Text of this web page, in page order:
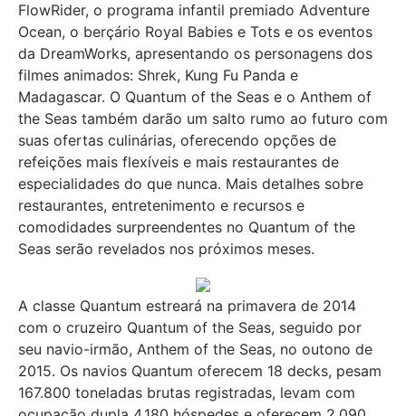
FlowRider, o programa infantil premiado Adventure
Ocean, o berçário Royal Babies e Tots e os eventos
da DreamWorks, apresentando os personagens dos
filmes animados: Shrek, Kung Fu Panda e
Madagascar. O Quantum of the Seas e o Anthem of
the Seas também darão um salto rumo ao futuro com
suas ofertas culinárias, oferecendo opções de
refeições mais flexíveis e mais restaurantes de
especialidades do que nunca. Mais detalhes sobre
restaurantes, entretenimento e recursos e
comodidades surpreendentes no Quantum of the
Seas serão revelados nos próximos meses.
A classe Quantum estreará na primavera de 2014
com o cruzeiro Quantum of the Seas, seguido por
seu navio-irmão, Anthem of the Seas, no outono de
2015. Os navios Quantum oferecem 18 decks, pesam
167.800 toneladas brutas registradas, levam com